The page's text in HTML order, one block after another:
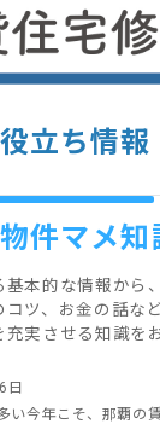
立ち情報
件マメ知
本的な情報から、
コツ、お金の話な
実させる知識を
日
い今年こそ、那覇の